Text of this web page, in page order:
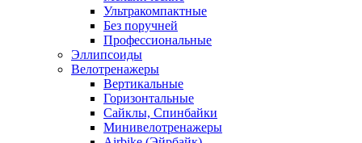
Ультракомпактные
Без поручней
Профессиональные
Эллипсоиды
Велотренажеры
Вертикальные
Горизонтальные
Сайклы, Спинбайки
Минивелотренажеры